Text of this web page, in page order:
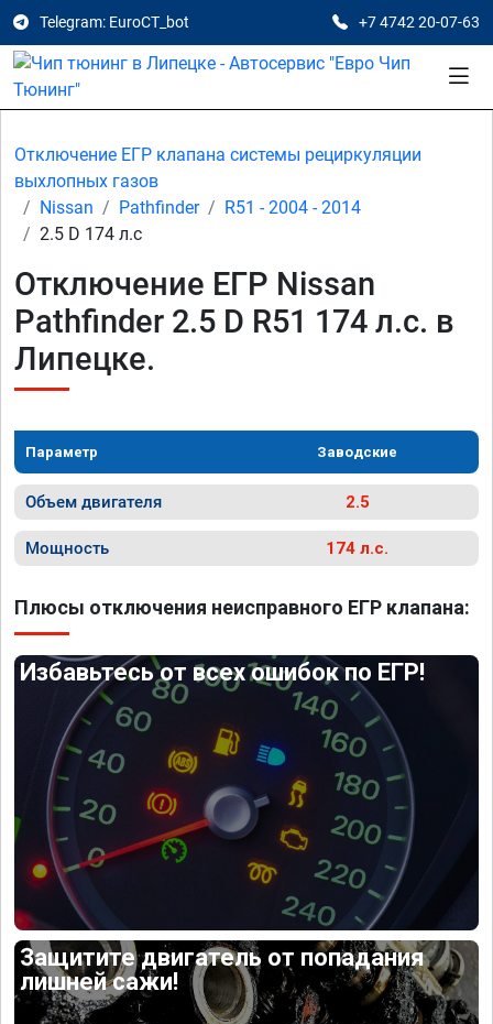
Telegram: EuroCT_bot +7 4742 20-07-63
Отключение ЕГР клапана системы рециркуляции
выхлопных газов
Nissan
Pathfinder
R51 - 2004 - 2014
2.5 D 174 л.с
Отключение ЕГР Nissan
Pathfinder 2.5 D R51 174 л.с. в
Липецке.
Параметр Заводские
Объем двигателя 2.5
Мощность 174 л.с.
Плюсы отключения неисправного ЕГР клапана:
Избавьтесь от всех ошибок по ЕГР!
Защитите двигатель от попадания
лишней сажи!